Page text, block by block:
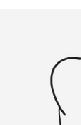
Kenntnisse
dass